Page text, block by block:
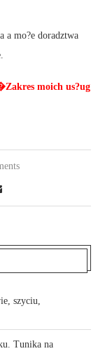
a mo?e doradztwa
Zakres moich us?ug
szyciu,
Tunika na